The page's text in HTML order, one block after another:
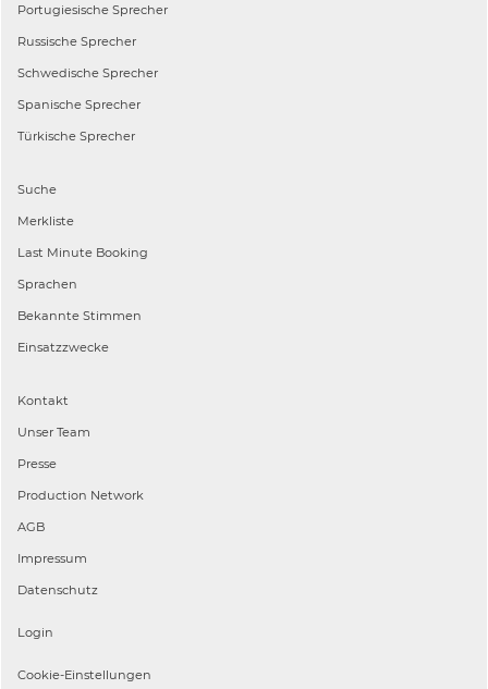
Portugiesische Sprecher
Russische Sprecher
Schwedische Sprecher
Spanische Sprecher
Türkische Sprecher
Suche
Merkliste
Last Minute Booking
Sprachen
Bekannte Stimmen
Einsatzzwecke
Kontakt
Unser Team
Presse
Production Network
AGB
Impressum
Datenschutz
Login
Cookie-Einstellungen